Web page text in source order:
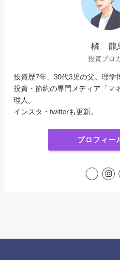
橘 龍
投資ブロ
投資歴7年、30代3児の父。理学
投資・節約の専門メディア「マ
理人。
インスタ・twitterも更新。
プロフィー